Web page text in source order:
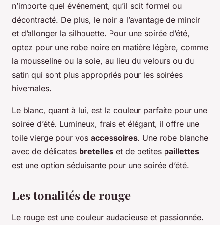
n’importe quel événement, qu’il soit formel ou
décontracté. De plus, le noir a l’avantage de mincir
et d’allonger la silhouette. Pour une soirée d’été,
optez pour une robe noire en matière légère, comme
la mousseline ou la soie, au lieu du velours ou du
satin qui sont plus appropriés pour les soirées
hivernales.
Le blanc, quant à lui, est la couleur parfaite pour une
soirée d’été. Lumineux, frais et élégant, il offre une
toile vierge pour vos accessoires. Une robe blanche
avec de délicates bretelles et de petites paillettes
est une option séduisante pour une soirée d’été.
Les tonalités de rouge
Le rouge est une couleur audacieuse et passionnée.